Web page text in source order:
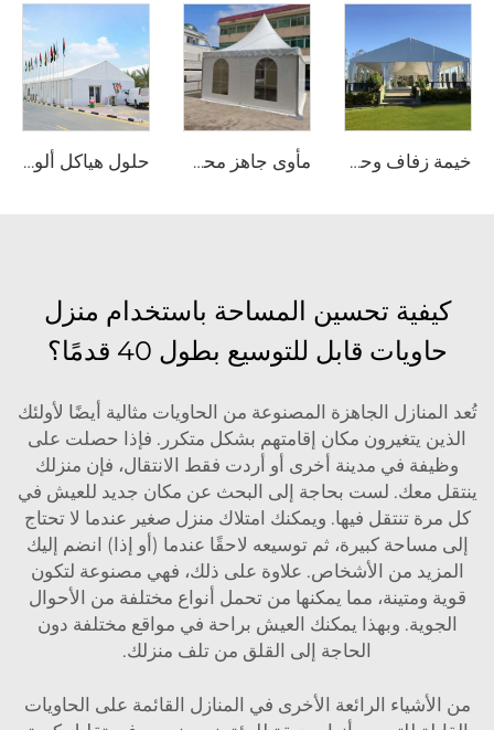
خيمة زفاف وحدوية | خيمة مناسبات مقاومة للعوامل الجوية وتجميعها سريع لمجموعة حلول تجارية للحفلات والمهرجانات مأوى جاهز محمول لمواقع المعارض | خيمة قابلة للنقل وتجميع سريع بإطار من أنابيب الألومنيوم لمعارض التجارة حلول هياكل ألومنيوم متعددة الوظائف | خيمة تخزين صناعية واسعة النطاق وخيمة فاخرة للمناسبات الخارجية لمشاريع الحفلات
كيفية تحسين المساحة باستخدام منزل
حاويات قابل للتوسيع بطول 40 قدمًا؟
تُعد المنازل الجاهزة المصنوعة من الحاويات مثالية أيضًا لأولئك
الذين يتغيرون مكان إقامتهم بشكل متكرر. فإذا حصلت على
وظيفة في مدينة أخرى أو أردت فقط الانتقال، فإن منزلك
ينتقل معك. لست بحاجة إلى البحث عن مكان جديد للعيش في
كل مرة تنتقل فيها. ويمكنك امتلاك منزل صغير عندما لا تحتاج
إلى مساحة كبيرة، ثم توسيعه لاحقًا عندما (أو إذا) انضم إليك
المزيد من الأشخاص. علاوة على ذلك، فهي مصنوعة لتكون
قوية ومتينة، مما يمكنها من تحمل أنواع مختلفة من الأحوال
الجوية. وبهذا يمكنك العيش براحة في مواقع مختلفة دون
الحاجة إلى القلق من تلف منزلك.
من الأشياء الرائعة الأخرى في المنازل القائمة على الحاويات